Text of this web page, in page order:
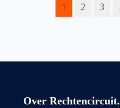
1 2 3
Over